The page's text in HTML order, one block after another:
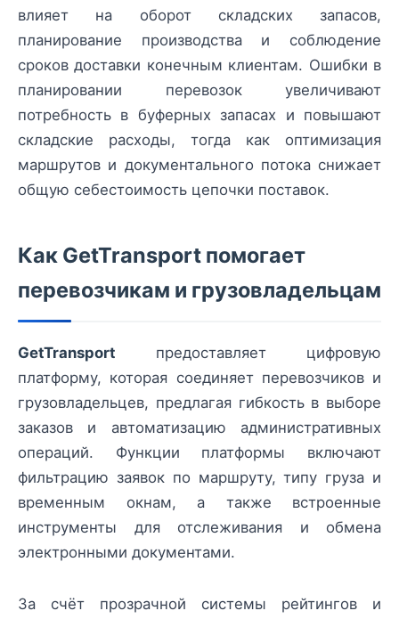
влияет на оборот складских запасов,
планирование производства и соблюдение
сроков доставки конечным клиентам. Ошибки в
планировании перевозок увеличивают
потребность в буферных запасах и повышают
складские расходы, тогда как оптимизация
маршрутов и документального потока снижает
общую себестоимость цепочки поставок.
Как GetTransport помогает
перевозчикам и грузовладельцам
GetTransport предоставляет цифровую
платформу, которая соединяет перевозчиков и
грузовладельцев, предлагая гибкость в выборе
заказов и автоматизацию административных
операций. Функции платформы включают
фильтрацию заявок по маршруту, типу груза и
временным окнам, а также встроенные
инструменты для отслеживания и обмена
электронными документами.
За счёт прозрачной системы рейтингов и